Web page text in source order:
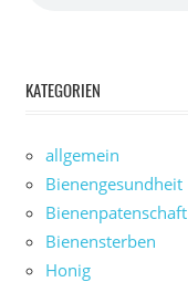
KATEGORIEN
allgemein
Bienengesundheit
Bienenpatenschaft
Bienensterben
Honig